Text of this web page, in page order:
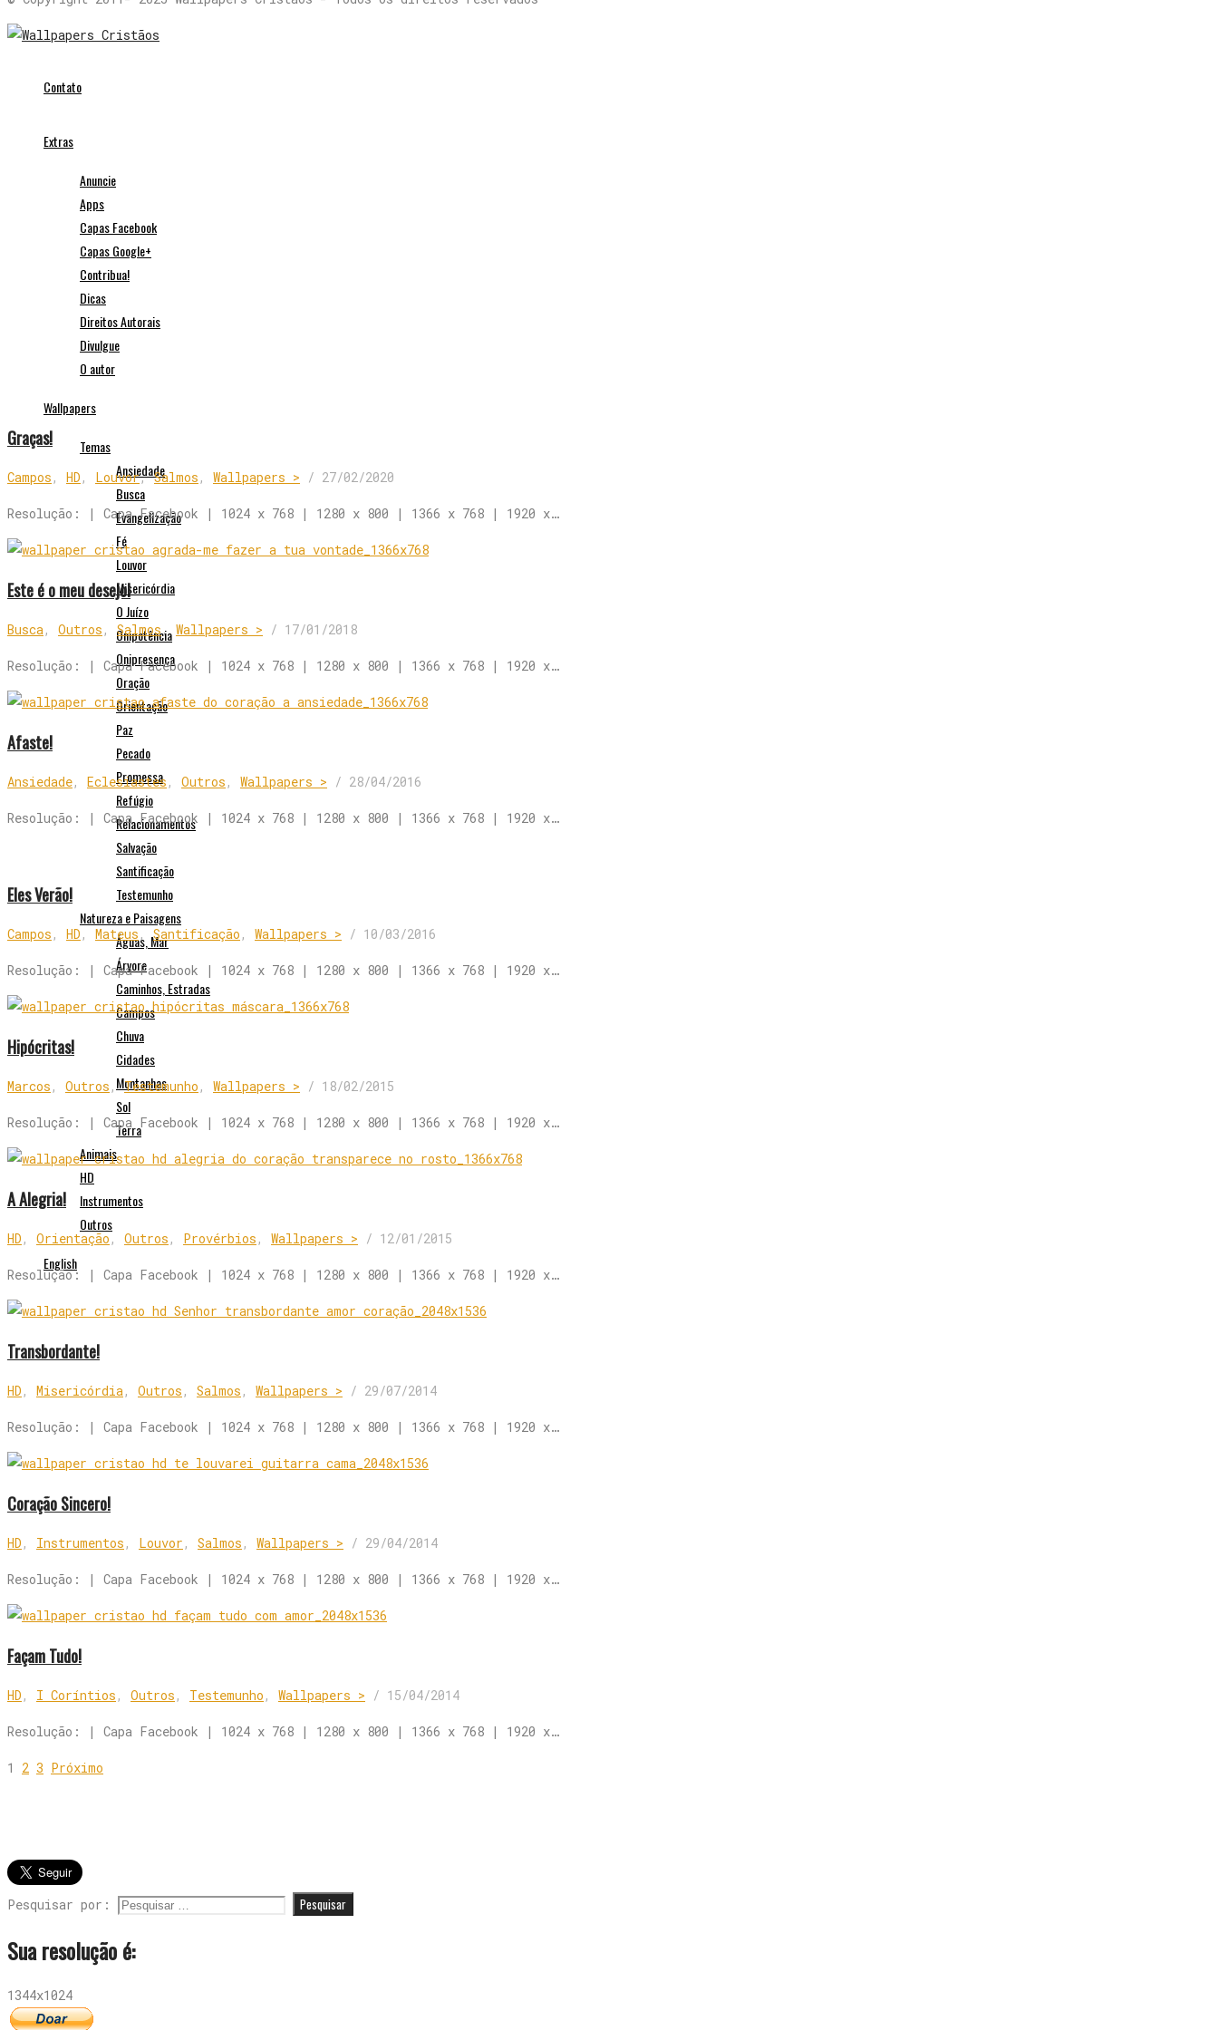
Contato
Extras
Anuncie
Apps
Capas Facebook
Capas Google+
Contribua!
Dicas
Direitos Autorais
Divulgue
O autor
Wallpapers
Temas
Ansiedade
Busca
Evangelização
Fé
Louvor
Misericórdia
O Juízo
Onipotência
Onipresença
Oração
Orientação
Paz
Pecado
Promessa
Refúgio
Relacionamentos
Salvação
Santificação
Testemunho
Natureza e Paisagens
Águas, Mar
Árvore
Caminhos, Estradas
Campos
Chuva
Cidades
Montanhas
Sol
Terra
Animais
HD
Instrumentos
Outros
English
Graças!
Campos , HD , Louvor,Salmos , Wallpapers > / 27/02/2020
Resolução: | Capa Facebook | 1024 x 768 | 1280 x 800 | 1366 x 768 | 1920 x…
Este é o meu desejo!
Busca, Outros , Salmos, Wallpapers > / 17/01/2018
Resolução: | Capa Facebook | 1024 x 768 | 1280 x 800 | 1366 x 768 | 1920 x…
Afaste!
Ansiedade, Eclesiastes , Outros , Wallpapers > / 28/04/2016
Resolução: | Capa Facebook | 1024 x 768 | 1280 x 800 | 1366 x 768 | 1920 x…
Eles Verão!
Campos , HD , Mateus ,Santificação , Wallpapers > / 10/03/2016
Resolução: | Capa Facebook | 1024 x 768 | 1280 x 800 | 1366 x 768 | 1920 x…
Hipócritas!
Marcos , Outros ,Testemunho , Wallpapers > / 18/02/2015
Resolução: | Capa Facebook | 1024 x 768 | 1280 x 800 | 1366 x 768 | 1920 x…
A Alegria!
HD , Orientação , Outros , Provérbios , Wallpapers > / 12/01/2015
Resolução: | Capa Facebook | 1024 x 768 | 1280 x 800 | 1366 x 768 | 1920 x…
Transbordante!
HD , Misericórdia, Outros , Salmos , Wallpapers > / 29/07/2014
Resolução: | Capa Facebook | 1024 x 768 | 1280 x 800 | 1366 x 768 | 1920 x…
Coração Sincero!
HD , Instrumentos , Louvor , Salmos , Wallpapers > / 29/04/2014
Resolução: | Capa Facebook | 1024 x 768 | 1280 x 800 | 1366 x 768 | 1920 x…
Façam Tudo!
HD , I Coríntios , Outros , Testemunho , Wallpapers > / 15/04/2014
Resolução: | Capa Facebook | 1024 x 768 | 1280 x 800 | 1366 x 768 | 1920 x…
1 2 3 Próximo
Pesquisar por:
Sua resolução é:
1344x1024